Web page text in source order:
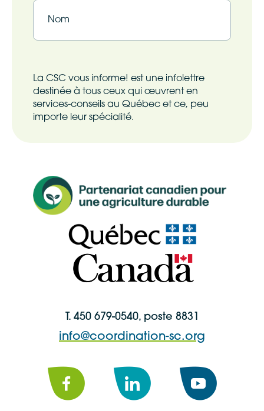
La CSC vous informe! est une infolettre
destinée à tous ceux qui œuvrent en
services-conseils au Québec et ce, peu
importe leur spécialité.
T. 450 679-0540, poste 8831
info@coordination-sc.org
Facebook LinkedIn YouTube